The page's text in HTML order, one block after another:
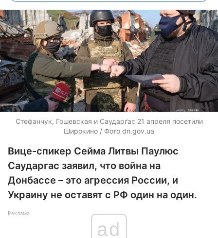
Стефанчук, Гошевская и Саударґас 21 апреля посетили
Широкино / Фото dn.gov.ua
Вице-спикер Сейма Литвы Паулюс
Саударгас заявил, что война на
Донбассе – это агрессия России, и
Украину не оставят с РФ один на один.
Реклама
ad